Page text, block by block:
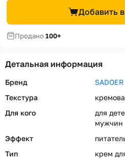
Добавить
Продано100+
Детальная информация
Бренд
SADOER
Текстура
Для кого
для
мужчин
Эффект
Тип
крем